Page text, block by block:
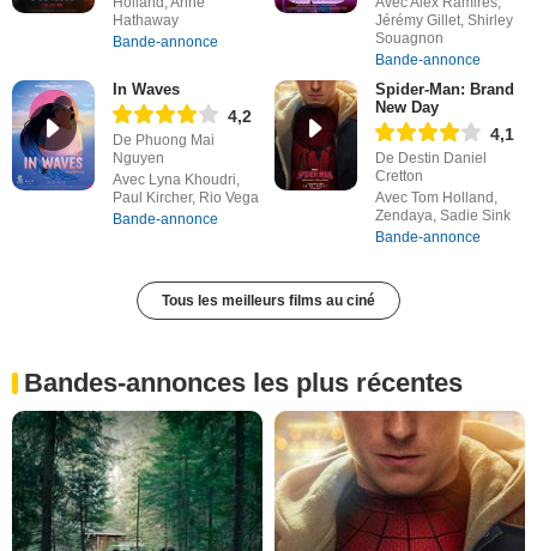
Hathaway
Bande-annonce
Jérémy Gillet, Shirley
Souagnon
Bande-annonce
In Waves
4,2
De Phuong Mai
Nguyen
Avec Lyna Khoudri,
Paul Kircher, Rio Vega
Bande-annonce
Spider-Man: Brand
New Day
4,1
De Destin Daniel
Cretton
Avec Tom Holland,
Zendaya, Sadie Sink
Bande-annonce
Tous les meilleurs films au ciné
Bandes-annonces les plus récentes